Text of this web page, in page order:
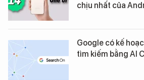
chịu nhất của
Google có kế
tìm kiếm bằng AI